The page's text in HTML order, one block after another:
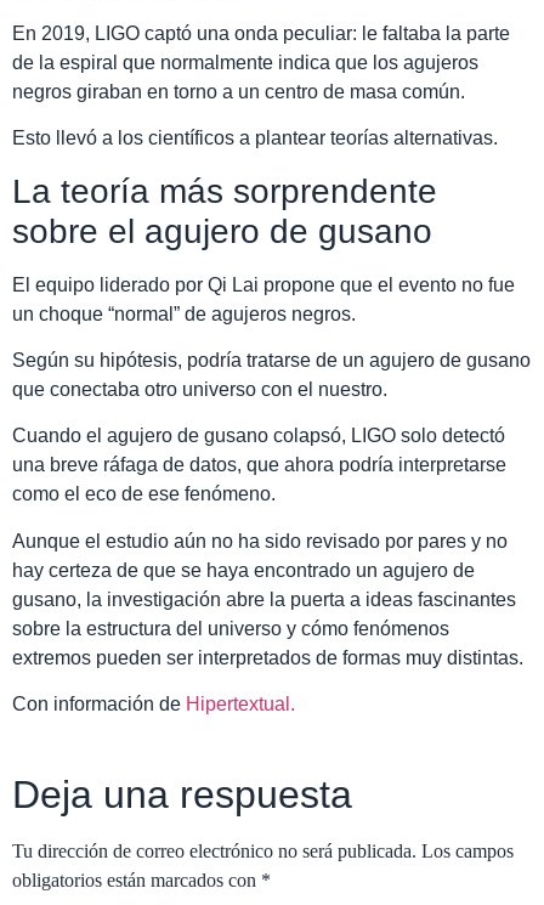
En 2019, LIGO captó una onda peculiar: le faltaba la parte
de la espiral que normalmente indica que los agujeros
negros giraban en torno a un centro de masa común.
Esto llevó a los científicos a plantear teorías alternativas.
La teoría más sorprendente
sobre el agujero de gusano
El equipo liderado por Qi Lai propone que el evento no fue
un choque “normal” de agujeros negros.
Según su hipótesis, podría tratarse de un agujero de gusano
que conectaba otro universo con el nuestro.
Cuando el agujero de gusano colapsó, LIGO solo detectó
una breve ráfaga de datos, que ahora podría interpretarse
como el eco de ese fenómeno.
Aunque el estudio aún no ha sido revisado por pares y no
hay certeza de que se haya encontrado un agujero de
gusano, la investigación abre la puerta a ideas fascinantes
sobre la estructura del universo y cómo fenómenos
extremos pueden ser interpretados de formas muy distintas.
Con información de Hipertextual.
Deja una respuesta
Tu dirección de correo electrónico no será publicada. Los campos
obligatorios están marcados con *